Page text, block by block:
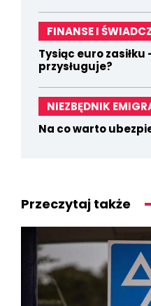
FINANSE I
Tysiąc euro zasiłku
przysługuje?
NIEZBĘDNIK
Na co warto
Przeczytaj także